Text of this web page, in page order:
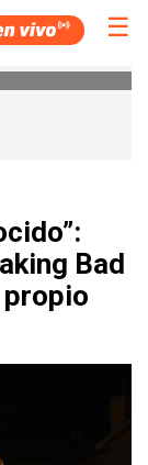
☰
Bad